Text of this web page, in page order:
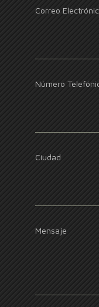
Correo
Número
Ciudad
Mensaje